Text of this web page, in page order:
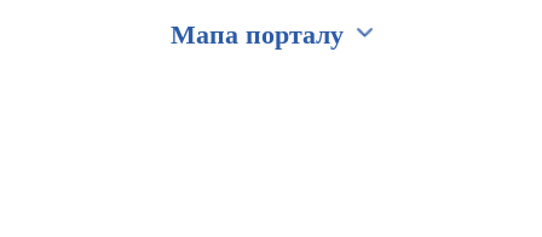
Мапа порталу